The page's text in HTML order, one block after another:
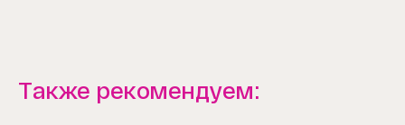
Также рекомендуем: